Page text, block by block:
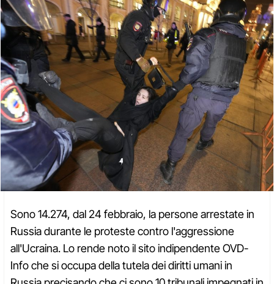
Sono 14.274, dal 24 febbraio, la persone arrestate in
Russia durante le proteste contro l'aggressione
all'Ucraina. Lo rende noto il sito indipendente OVD-
Info che si occupa della tutela dei diritti umani in